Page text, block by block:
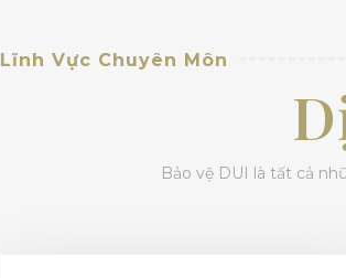
Lĩnh Vực Chuyên Môn
Bảo vệ DUI là tất cả